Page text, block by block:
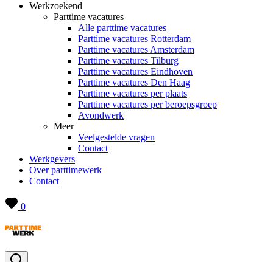
Werkzoekend
Parttime vacatures
Alle parttime vacatures
Parttime vacatures Rotterdam
Parttime vacatures Amsterdam
Parttime vacatures Tilburg
Parttime vacatures Eindhoven
Parttime vacatures Den Haag
Parttime vacatures per plaats
Parttime vacatures per beroepsgroep
Avondwerk
Meer
Veelgestelde vragen
Contact
Werkgevers
Over parttimewerk
Contact
0